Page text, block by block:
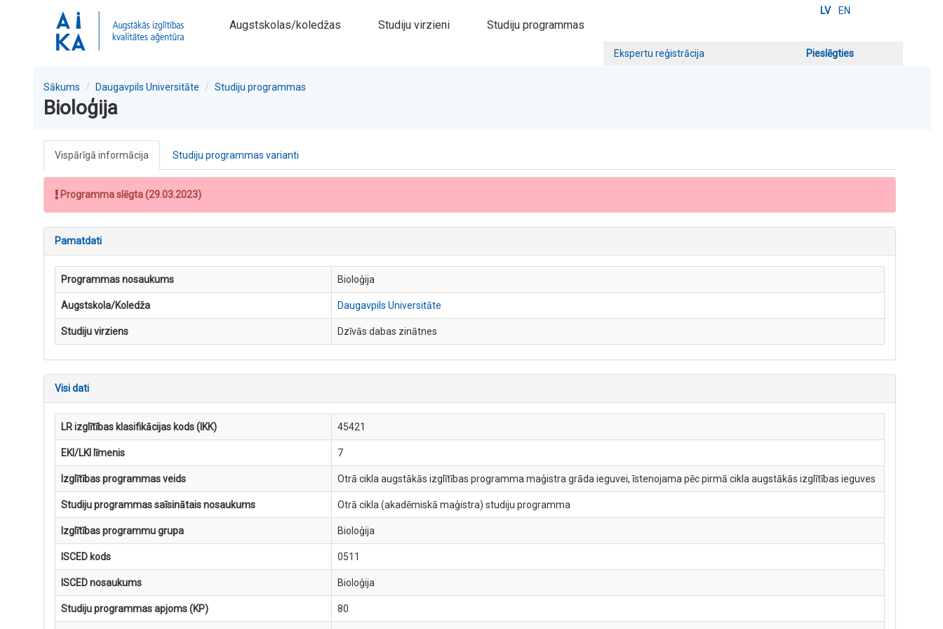
LV EN
Augstskolas/koledžas Studiju virzieni Studiju programmas
Ekspertu reģistrācija Pieslēgties
Sākums Daugavpils Universitāte Studiju programmas
Bioloģija
Vispārīgā informācija Studiju programmas varianti
Programma slēgta (29.03.2023)
Pamatdati
Programmas nosaukums Bioloģija
Augstskola/Koledža Daugavpils Universitāte
Studiju virziens Dzīvās dabas zinātnes
Visi dati
LR izglītības klasifikācijas kods (IKK) 45421
EKI/LKI līmenis 7
Izglītības programmas veids Otrā cikla augstākās izglītības programma maģistra grāda ieguvei, īstenojama pēc pirmā cikla augstākās izglītības ieguves
Studiju programmas saīsinātais nosaukums Otrā cikla (akadēmiskā maģistra) studiju programma
Izglītības programmu grupa Bioloģija
ISCED kods 0511
ISCED nosaukums Bioloģija
Studiju programmas apjoms (KP) 80